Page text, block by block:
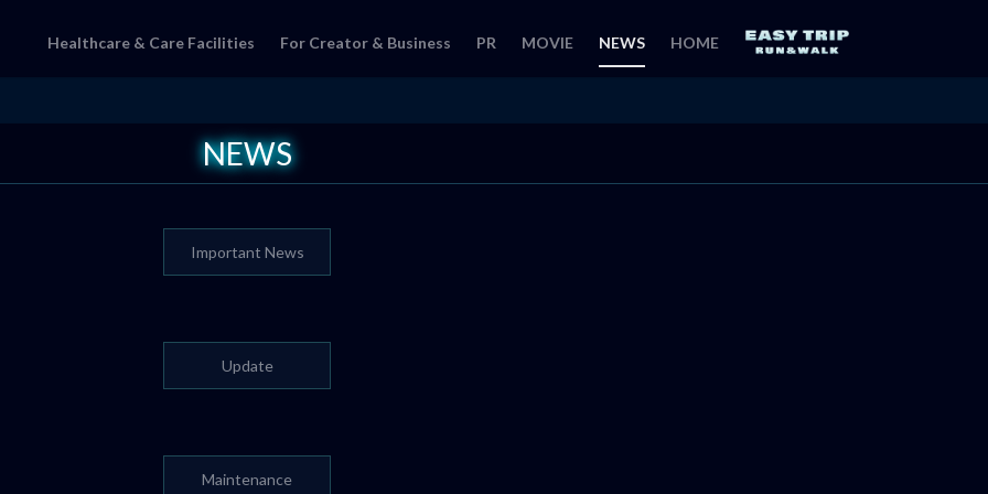
HOME
NEWS
MOVIE
PR
For Creator & Business
Healthcare & Care Facilities
NEWS
Important News
Update
Maintenance